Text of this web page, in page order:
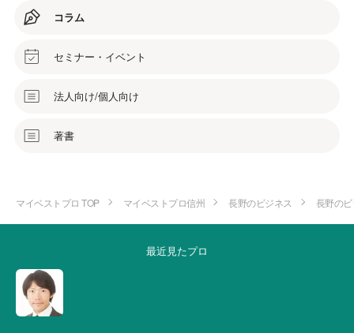
コラム
セミナー・イベント
法人向け/個人向け
著書
マイベストプロ TOP マイベストプロ信州 長野のビジネス 長野の
最近見たプロ